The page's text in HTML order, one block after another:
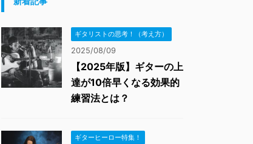
ギタリストの思考！（考え方）
2025/08/09
【2025年版】ギターの上
達が10倍早くなる効果的
練習法とは？
ギターヒーロー特集！